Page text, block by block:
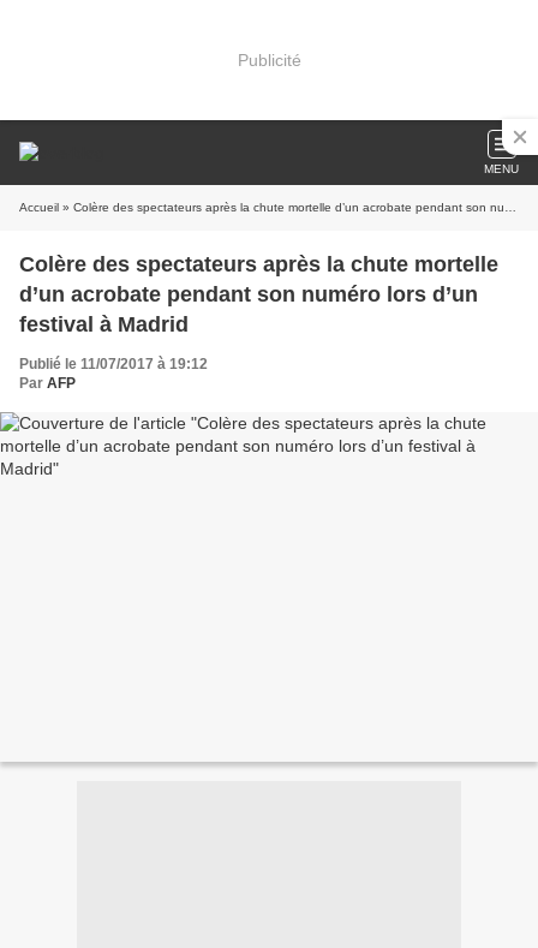
Publicité
MENU
Accueil » Colère des spectateurs après la chute mortelle d’un acrobate pendant son numéro lors d’un festival à Madrid
Colère des spectateurs après la chute mortelle
d’un acrobate pendant son numéro lors d’un
festival à Madrid
Publié le 11/07/2017 à 19:12
Par AFP